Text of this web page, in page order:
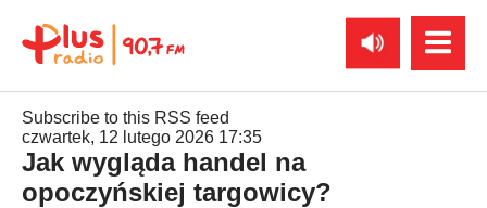
Subscribe to this RSS feed
czwartek, 12 lutego 2026 17:35
Jak wygląda handel na
opoczyńskiej targowicy?